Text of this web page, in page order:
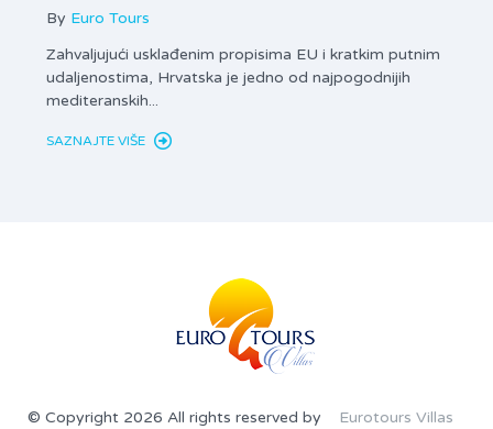
By Euro Tours
Zahvaljujući usklađenim propisima EU i kratkim putnim
udaljenostima, Hrvatska je jedno od najpogodnijih
mediteranskih...
SAZNAJTE VIŠE
© Copyright 2026 All rights reserved by Eurotours Villas